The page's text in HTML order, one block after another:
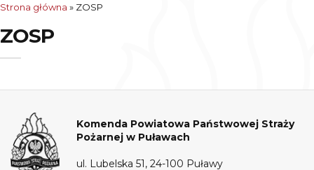
Strona główna » ZOSP
ZOSP
Komenda Powiatowa Państwowej Straży
Pożarnej w Puławach
ul. Lubelska 51, 24-100 Puławy